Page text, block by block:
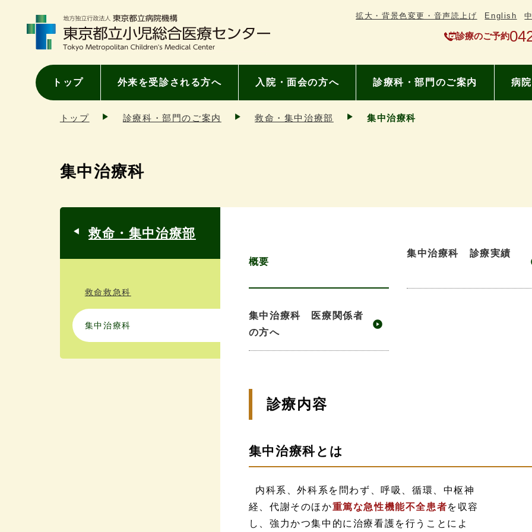
拡大・背景色変更・音声読上げ English
診療のご予約
トップ 外来を受診される方へ 入院・面会の方へ 診療科・部門のご案内 病
トップ 診療科・部門のご案内 救命・集中治療部 集中治療科
集中治療科
概要
集中治療科 診療実績
集中治療科 医療関係者
の方へ
診療内容
集中治療科とは
内科系、外科系を問わず、呼吸、循環、中枢神
経、代謝そのほか重篤な急性機能不全患者を収容
し、強力かつ集中的に治療看護を行うことによ
救命・集中治療部
救命救急科
集中治療科